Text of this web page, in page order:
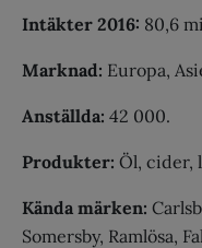
Intäkter 2016: 80,6
Marknad: Europa,
Anställda: 42 000.
Produkter: Öl, cider,
Kända märken:
Somersby, Ramlösa,